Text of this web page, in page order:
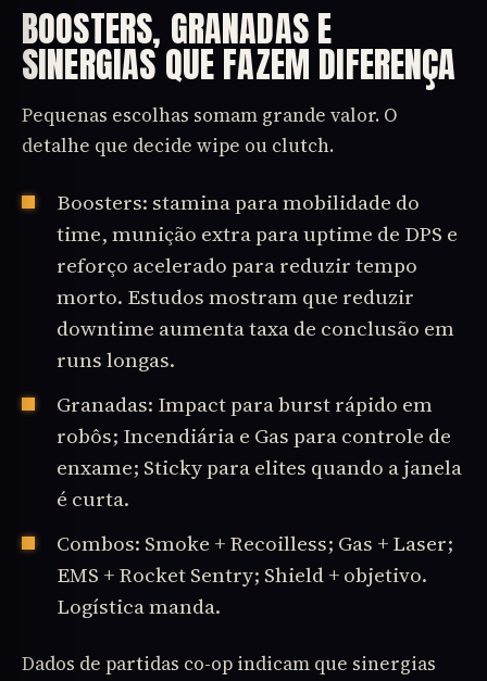
BOOSTERS, GRANADAS E
SINERGIAS QUE FAZEM DIFERENÇA
Pequenas escolhas somam grande valor. O
detalhe que decide wipe ou clutch.
Boosters: stamina para mobilidade do
time, munição extra para uptime de DPS e
reforço acelerado para reduzir tempo
morto. Estudos mostram que reduzir
downtime aumenta taxa de conclusão em
runs longas.
Granadas: Impact para burst rápido em
robôs; Incendiária e Gas para controle de
enxame; Sticky para elites quando a janela
é curta.
Combos: Smoke + Recoilless; Gas + Laser;
EMS + Rocket Sentry; Shield + objetivo.
Logística manda.
Dados de partidas co-op indicam que sinergias